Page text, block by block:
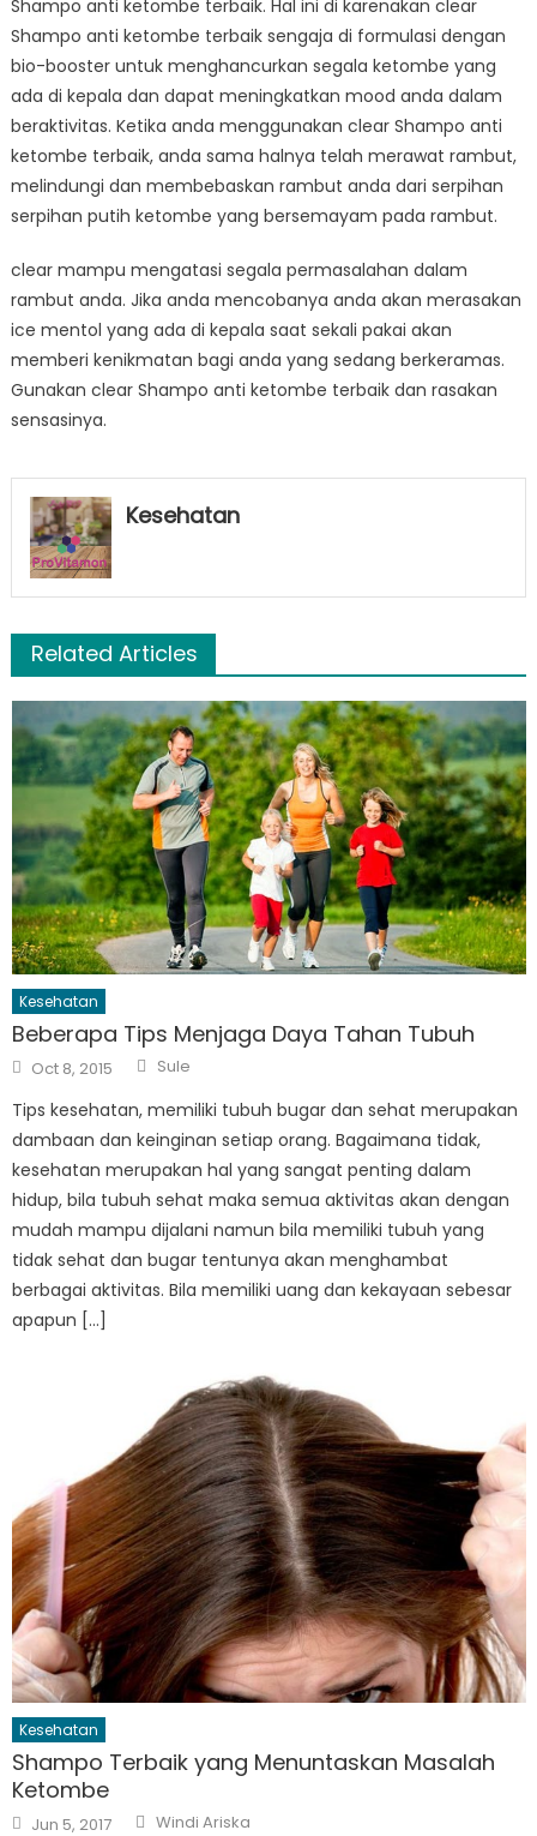
Shampo anti ketombe terbaik. Hal ini di karenakan clear
Shampo anti ketombe terbaik sengaja di formulasi dengan
bio-booster untuk menghancurkan segala ketombe yang
ada di kepala dan dapat meningkatkan mood anda dalam
beraktivitas. Ketika anda menggunakan clear Shampo anti
ketombe terbaik, anda sama halnya telah merawat rambut,
melindungi dan membebaskan rambut anda dari serpihan
serpihan putih ketombe yang bersemayam pada rambut.
clear mampu mengatasi segala permasalahan dalam
rambut anda. Jika anda mencobanya anda akan merasakan
ice mentol yang ada di kepala saat sekali pakai akan
memberi kenikmatan bagi anda yang sedang berkeramas.
Gunakan clear Shampo anti ketombe terbaik dan rasakan
sensasinya.
Kesehatan
Related Articles
Kesehatan
Beberapa Tips Menjaga Daya Tahan Tubuh
Posted
on
Oct 8, 2015 Author
Sule
Tips kesehatan, memiliki tubuh bugar dan sehat merupakan
dambaan dan keinginan setiap orang. Bagaimana tidak,
kesehatan merupakan hal yang sangat penting dalam
hidup, bila tubuh sehat maka semua aktivitas akan dengan
mudah mampu dijalani namun bila memiliki tubuh yang
tidak sehat dan bugar tentunya akan menghambat
berbagai aktivitas. Bila memiliki uang dan kekayaan sebesar
apapun […]
Kesehatan
Shampo Terbaik yang Menuntaskan Masalah
Ketombe
Posted
Jun 5, 2017 Author
Windi Ariska